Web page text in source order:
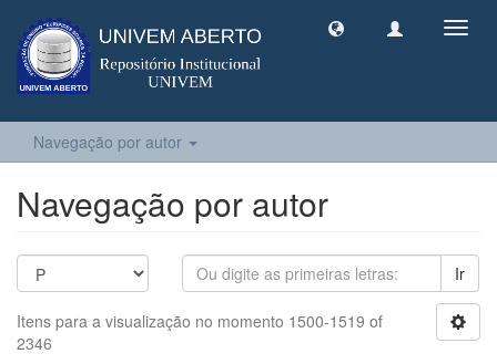
Navegação por autor
Navegação por autor
Ir
Itens para a visualização no momento 1500-1519 of
2346